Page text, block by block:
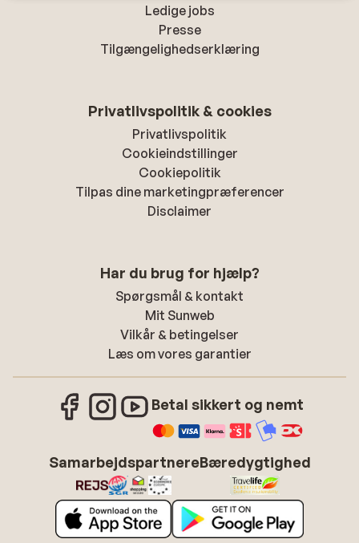
Ledige jobs
Presse
Tilgængelighedserklæring
Privatlivspolitik & cookies
Privatlivspolitik
Cookieindstillinger
Cookiepolitik
Tilpas dine marketingpræferencer
Disclaimer
Har du brug for hjælp?
Spørgsmål & kontakt
Mit Sunweb
Vilkår & betingelser
Læs om vores garantier
Betal sikkert og nemt
SamarbejdspartnereBæredygtighed